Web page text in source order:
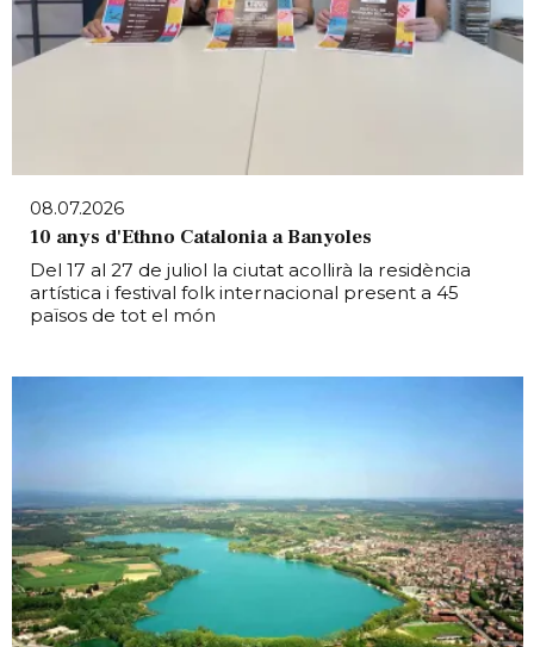
08.07.2026
10 anys d'Ethno Catalonia a Banyoles
Del 17 al 27 de juliol la ciutat acollirà la residència
artística i festival folk internacional present a 45
països de tot el món